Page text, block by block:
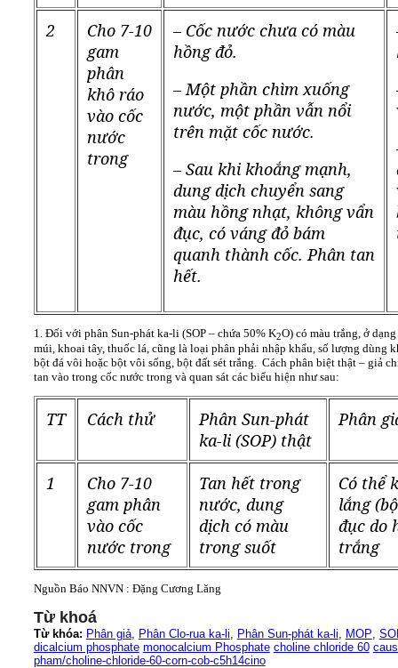
2
Cho 7-10
gam
phân
khô ráo
vào cốc
nước
trong
– Cốc nước chưa có màu
hồng đỏ.
– Một phần chìm xuống
nước, một phần vẫn nổi
trên mặt cốc nước.
– Sau khi khoắng mạnh,
dung dịch chuyển sang
màu hồng nhạt, không vẩn
đục, có váng đỏ bám
quanh thành cốc. Phân tan
hết.
1. Đối với phân Sun-phát ka-li (SOP – chứa 50% K2O) có màu trắng, ở
múi, khoai tây, thuốc lá, cũng là loại phân phải nhập khẩu, số lượng dùng
bột đá vôi hoặc bột vôi sống, bột đất sét trắng. Cách phân biệt thật – giả
tan vào trong cốc nước trong và quan sát các biểu hiện như sau:
TT Cách thử
Phân Sun-phát
ka-li (SOP) thật
Phân
1
Cho 7-10
gam phân
vào cốc
nước trong
Tan hết trong
nước, dung
dịch có màu
trong suốt
Có thể
lắng
đục do
trắng
Nguồn Báo NNVN : Đặng Cương Lăng
Từ khoá
Từ khóa: Phân giả, Phân Clo-rua ka-li, Phân Sun-phát ka-li, MOP,
dicalcium phosphate monocalcium Phosphate choline chloride 60
pham/choline-chloride-60-corn-cob-c5h14cino